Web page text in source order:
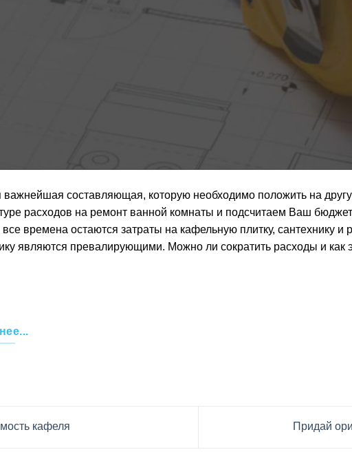
важнейшая составляющая, которую необходимо положить на
расходов на ремонт ванной комнаты и подсчитаем Ваш
все времена остаются затраты на кафельную плитку, сантехнику
являются превалирующими. Можно ли сократить расходы и как
кафеля Придай